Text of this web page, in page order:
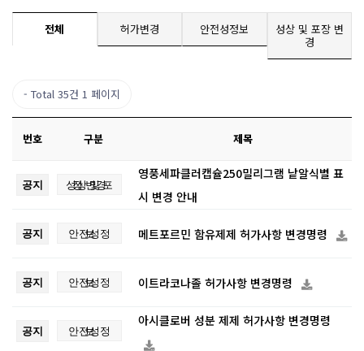
전체 허가변경 안전성정보
성상 및 포장 변
경
Total 35건 1 페이지
번호 구분 제목
공지 성상 및 포장 변경
영풍세파클러캡슐250밀리그램 낱알식별 표
시 변경 안내
공지 안전성정보 메트포르민 함유제제 허가사항 변경명령
공지 안전성정보 이트라코나졸 허가사항 변경명령
공지 안전성정보
아시클로버 성분 제제 허가사항 변경명령